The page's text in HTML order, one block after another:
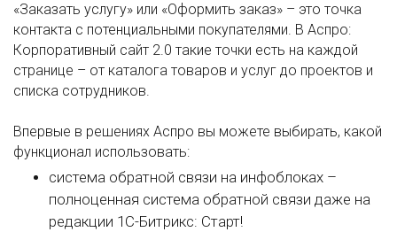
«Заказать услугу» или «Оформить заказ» – это точка
контакта с потенциальными покупателями. В Аспро:
Корпоративный сайт 2.0 такие точки есть на каждой
странице – от каталога товаров и услуг до проектов и
списка сотрудников.
Впервые в решениях Аспро вы можете выбирать, какой
функционал использовать:
система обратной связи на инфоблоках –
полноценная система обратной связи даже на
редакции 1С-Битрикс: Старт!